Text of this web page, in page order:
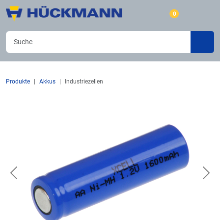
0
Produkte Akkus Industriezellen
Previous